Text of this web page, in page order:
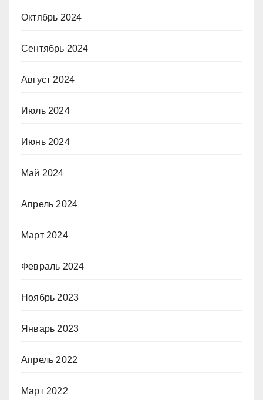
Октябрь 2024
Сентябрь 2024
Август 2024
Июль 2024
Июнь 2024
Май 2024
Апрель 2024
Март 2024
Февраль 2024
Ноябрь 2023
Январь 2023
Апрель 2022
Март 2022